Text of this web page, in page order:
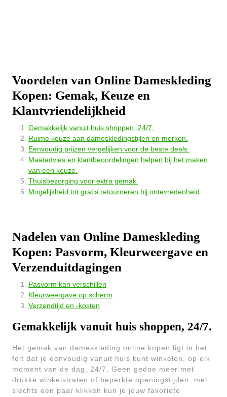
Voordelen van Online Dameskleding
Kopen: Gemak, Keuze en
Klantvriendelijkheid
Gemakkelijk vanuit huis shoppen, 24/7.
Ruime keuze aan dameskledingstijlen en merken.
Eenvoudig prijzen vergelijken voor de beste deals.
Maatadvies en klantbeoordelingen helpen bij het maken
van een keuze.
Thuisbezorging voor extra gemak.
Mogelijkheid tot gratis retourneren bij ontevredenheid.
Nadelen van Online Dameskleding
Kopen: Pasvorm, Kleurweergave en
Verzenduitdagingen
Pasvorm kan verschillen
Kleurweergave op scherm
Verzendtijd en -kosten
Gemakkelijk vanuit huis shoppen, 24/7.
Het gemak van dameskleding online kopen ligt in het
feit dat je eenvoudig vanuit huis kunt winkelen, op elk
moment van de dag, 24/7. Geen gedoe meer met
drukke winkelstraten of beperkte openingstijden; met
slechts een paar klikken kun je jouw favoriete